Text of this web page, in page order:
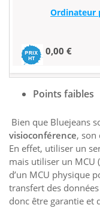
Ordinateur
0,00 €
Points faibles
Bien que Bluejeans
visioconférence, son
En effet, utiliser un
mais utiliser un
d’un MCU physique
transfert des
donc être garantie et